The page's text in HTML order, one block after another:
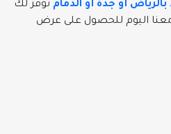
أو جدة أو الدمام توفر لك
معنا اليوم للحصول على عرض